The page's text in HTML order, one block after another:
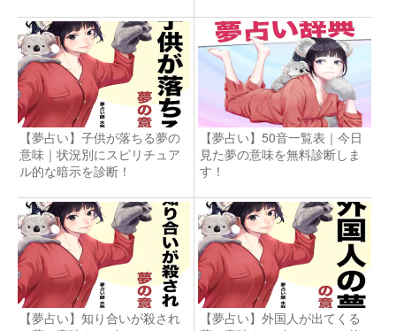
【夢占い】子供が落ちる夢の
意味｜状況別にスピリチュア
ル的な暗示を診断！
【夢占い】50音一覧表｜今日
見た夢の意味を無料診断しま
す！
【夢占い】知り合いが殺され
【夢占い】外国人が出てくる